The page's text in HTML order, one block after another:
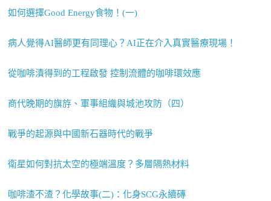
如何選擇Good Energy食物！(一)
病人覺得AI醫師更有同理心？AI正在介入真實醫療現場！
從咖啡漬得到的工程啟發 控制流體的咖啡環效應
商代晚期的旗斿、軍事組織與城池攻防（四）
戰爭的起源與中國新石器時代的戰爭
衛星如何對抗太空的極端溫度？多層隔熱材料
咖啡渣不渣？化學故事(二)：化身SCG永續磚